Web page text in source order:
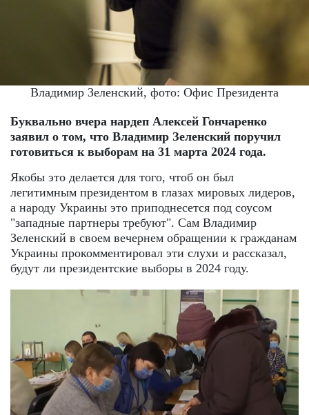
Владимир Зеленский, фото: Офис Президента
Буквально вчера нардеп Алексей Гончаренко
заявил о том, что Владимир Зеленский поручил
готовиться к выборам на 31 марта 2024 года.
Якобы это делается для того, чтоб он был
легитимным президентом в глазах мировых лидеров,
а народу Украины это приподнесется под соусом
"западные партнеры требуют". Сам Владимир
Зеленский в своем вечернем обращении к гражданам
Украины прокомментировал эти слухи и рассказал,
будут ли президентские выборы в 2024 году.